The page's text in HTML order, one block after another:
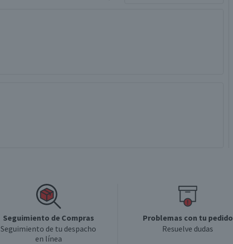
Seguimiento de Compras
Seguimiento de tu despacho
en línea
Problemas con tu pedido
Resuelve dudas